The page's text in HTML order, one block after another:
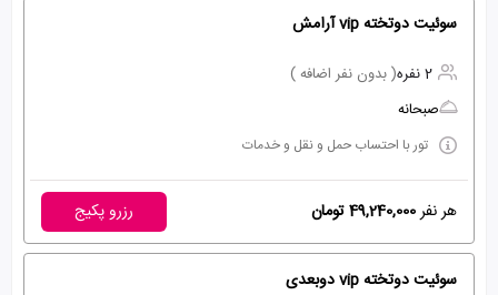
سوئیت دوتخته vip آرامش
2 نفره
( بدون نفر اضافه )
صبحانه
تور با احتساب حمل و نقل و خدمات
هر نفر49,240,000 تومان رزرو پکیج
سوئیت دوتخته vip دوبعدی